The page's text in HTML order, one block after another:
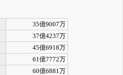
35億9007万
37億4237万
45億6918万
61億7772万
60億6881万